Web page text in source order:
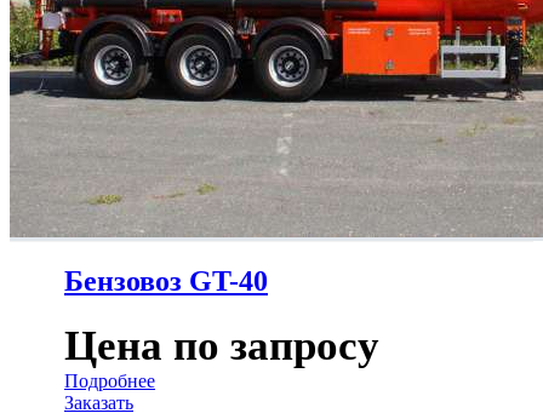
Бензовоз GT-40
Цена по запросу
Подробнее
Заказать